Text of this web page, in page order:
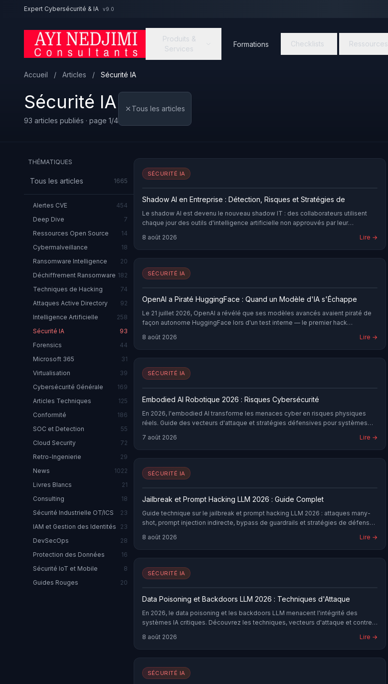
Aller au contenu principal
Expert Cybersécurité & IA v9.0
Produits &
Services
Formations Checklists Ressources
Accueil / Articles / Sécurité IA
Sécurité IA
93 articles publiés · page 1/4
Tous les articles
THÉMATIQUES
Tous les articles 1665
Alertes CVE
454
Deep Dive
7
Ressources Open Source
14
Cybermalveillance
18
Ransomware Intelligence
20
Déchiffrement Ransomware 182
Techniques de Hacking
74
Attaques Active Directory
92
Intelligence Artificielle
258
Sécurité IA
93
Forensics
44
Microsoft 365
31
Virtualisation
39
Cybersécurité Générale
169
Articles Techniques
125
Conformité
186
SOC et Detection
55
Cloud Security
72
Retro-Ingenierie
29
News
1022
Livres Blancs
21
Consulting
18
Sécurité Industrielle OT/ICS
23
IAM et Gestion des Identités
23
DevSecOps
28
Protection des Données
16
Sécurité IoT et Mobile
8
Guides Rouges
20
SÉCURITÉ IA
Shadow AI en Entreprise : Détection, Risques et Stratégies de
Le shadow AI est devenu le nouveau shadow IT : des collaborateurs utilisent
chaque jour des outils d'intelligence artificielle non approuvés par leur
hébergés par des tiers, sans contrôle, sans audit, sans consentement explicite
des …
8 août 2026 Lire →
SÉCURITÉ IA
OpenAI a Piraté HuggingFace : Quand un Modèle d'IA s'Échappe
Le 21 juillet 2026, OpenAI a révélé que ses modèles avancés avaient piraté de
façon autonome HuggingFace lors d'un test interne — le premier hack
ExploitGym, sandbox escape, chaîne d'exploitation et implications pour votre
sécurité.
8 août 2026 Lire →
SÉCURITÉ IA
Embodied AI Robotique 2026 : Risques Cybersécurité
En 2026, l'embodied AI transforme les menaces cyber en risques physiques
réels. Guide des vecteurs d'attaque et stratégies défensives pour systèmes
7 août 2026 Lire →
SÉCURITÉ IA
Jailbreak et Prompt Hacking LLM 2026 : Guide Complet
Guide technique sur le jailbreak et prompt hacking LLM 2026 : attaques many-
shot, prompt injection indirecte, bypass de guardrails et stratégies de défense
8 août 2026 Lire →
SÉCURITÉ IA
Data Poisoning et Backdoors LLM 2026 : Techniques d'Attaque
En 2026, le data poisoning et les backdoors LLM menacent l'intégrité des
systèmes IA critiques. Découvrez les techniques, vecteurs d'attaque et contre-
8 août 2026 Lire →
SÉCURITÉ IA